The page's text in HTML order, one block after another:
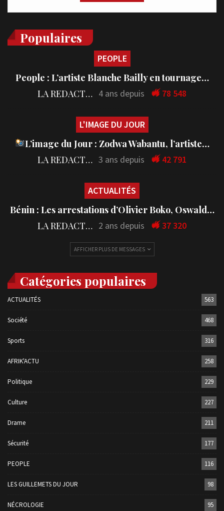
Populaires
PEOPLE
People : L’artiste Blanche Bailly en tournage…
LA REDACTION 4 ans depuis 78 548
L'IMAGE DU JOUR
L’image du Jour : Zodwa Wabantu, l’artiste…
LA REDACTION 3 ans depuis 42 791
ACTUALITÉS
Bénin : Les arrestations d’Olivier Boko, Oswald…
LA REDACTION 2 ans depuis 37 320
AFFICHER PLUS DE MESSAGES
Catégories populaires
ACTUALITÉS 563
Société 468
Sports 316
AFRIK'ACTU 258
Politique 229
Culture 227
Drame 211
Sécurité 177
PEOPLE 116
LES GUILLEMETS DU JOUR 98
NÉCROLOGIE 95